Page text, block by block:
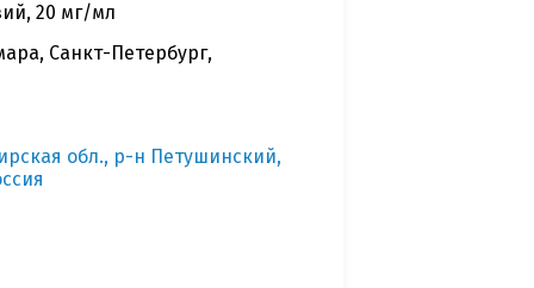
20 мг/мл
Санкт-Петербург,
обл., р-н Петушинский,